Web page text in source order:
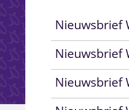
Nieuwsbrief
Nieuwsbrief
Nieuwsbrief